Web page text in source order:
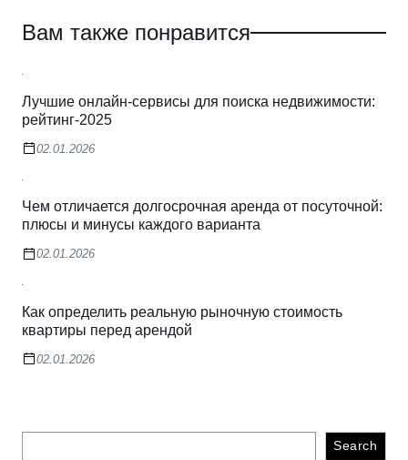
Вам также понравится
Лучшие онлайн-сервисы для поиска недвижимости:
рейтинг-2025
02.01.2026
Чем отличается долгосрочная аренда от посуточной:
плюсы и минусы каждого варианта
02.01.2026
Как определить реальную рыночную стоимость
квартиры перед арендой
02.01.2026
Search